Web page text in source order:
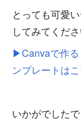
とっても可愛
してみてくだ
▶Canvaで作る
ンプレートは
いかがでしたで